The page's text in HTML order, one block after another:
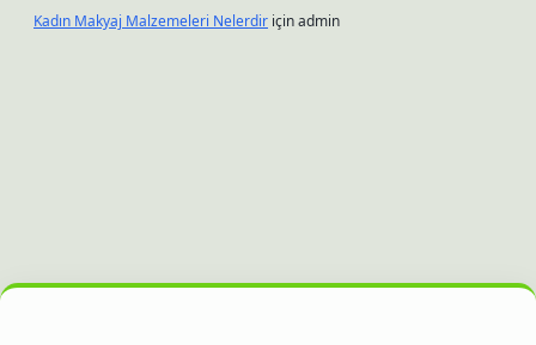
Kadın Makyaj Malzemeleri Nelerdir içinadmin
güncel giriş